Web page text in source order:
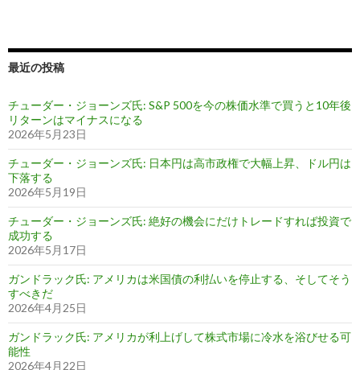
最近の投稿
チューダー・ジョーンズ氏: S&P 500を今の株価水準で買うと10年後
リターンはマイナスになる
2026年5月23日
チューダー・ジョーンズ氏: 日本円は高市政権で大幅上昇、ドル円は
下落する
2026年5月19日
チューダー・ジョーンズ氏: 絶好の機会にだけトレードすれば投資で
成功する
2026年5月17日
ガンドラック氏: アメリカは米国債の利払いを停止する、そしてそう
すべきだ
2026年4月25日
ガンドラック氏: アメリカが利上げして株式市場に冷水を浴びせる可
能性
2026年4月22日